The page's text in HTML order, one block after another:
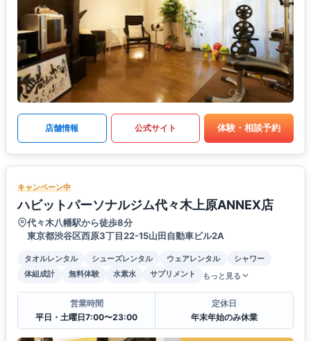
店舗情報 公式サイト 体験・相談予約
キャンペーン中
ハビットパーソナルジム代々木上原ANNEX店
代々木八幡駅から徒歩8分
東京都渋谷区西原3丁目22-15山田自動車ビル2A
タオルレンタル シューズレンタル ウェアレンタル
シャワー
体組成計
無料体験 水素水 サプリメント もっと見る
営業時間
平日・土曜日7:00〜23:00
定休日
年末年始のみ休業